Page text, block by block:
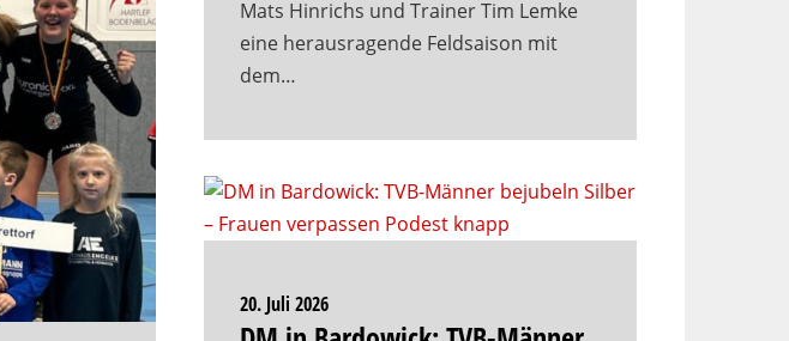
Mats Hinrichs und Trainer Tim Lemke
eine herausragende Feldsaison mit
dem…
20. Juli 2026